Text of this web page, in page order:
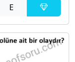
E